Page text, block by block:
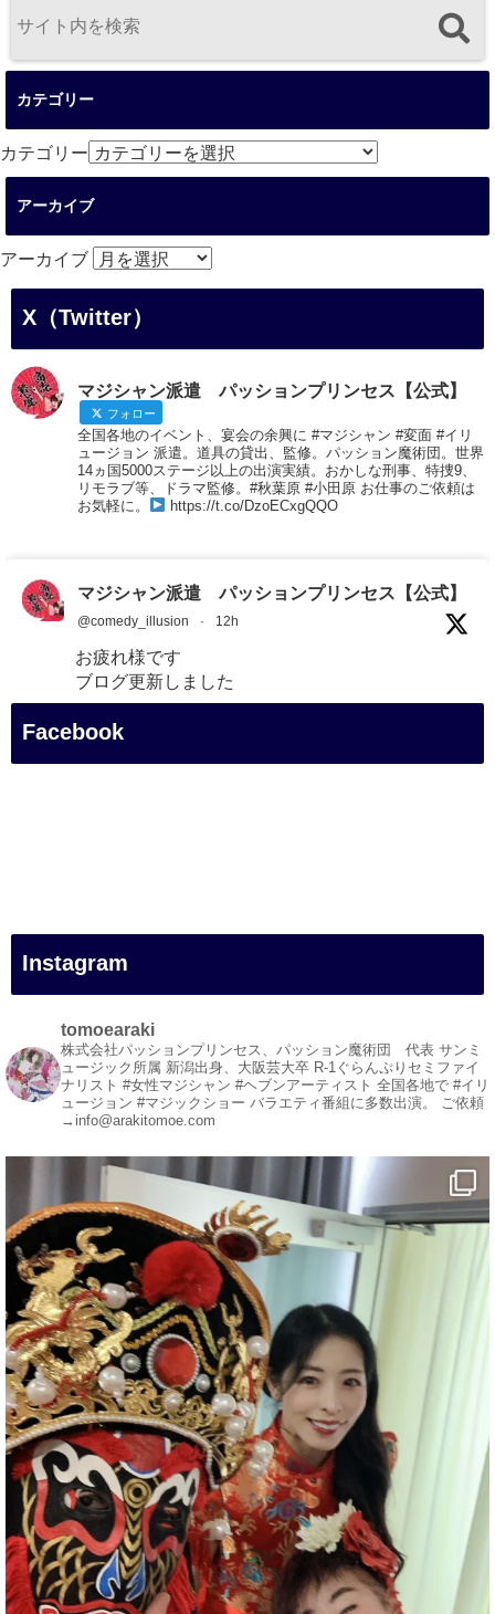
カテゴリー
カテゴリー
アーカイブ
アーカイブ
X（Twitter）
マジシャン派遣 パッションプリンセス【公式】
フォロー
全国各地のイベント、宴会の余興に #マジシャン #変面 #イリ
ュージョン 派遣。道具の貸出、監修。パッション魔術団。世界
14ヵ国5000ステージ以上の出演実績。おかしな刑事、特捜9、
リモラブ等、ドラマ監修。#秋葉原 #小田原 お仕事のご依頼は
お気軽に。
https://t.co/DzoECxgQQO
マジシャン派遣 パッションプリンセス【公式】
@comedy_illusion · 12h
お疲れ様です
ブログ更新しました
「マジシャン和歌山旅 白浜町・白良湯」
#白浜町
#変面ショー
#イベント
#宴会
#余興
1 3 X
マジシャン派遣 パッションプリンセス【公式】
@comedy_illusion · 7 8月
お疲れ様です
ブログ更新しました
「マジシャン和歌山旅 白浜町・円月島」
#企業公式がお疲れ様を言い合う
#旅行好きな人と繋がりたい
#一人旅
#女性マジシャン
#出張マジック
#マジシャン派遣
#イリュージョン
#和歌山県
#白浜町
#変面ショー
Facebook
Instagram
tomoearaki
株式会社パッションプリンセス、パッション魔術団 代表 サンミ
ュージック所属 新潟出身、大阪芸大卒 R-1ぐらんぷりセミファイ
ナリスト #女性マジシャン #ヘブンアーティスト 全国各地で #イリ
ュージョン #マジックショー バラエティ番組に多数出演。 ご依頼
→info@arakitomoe.com